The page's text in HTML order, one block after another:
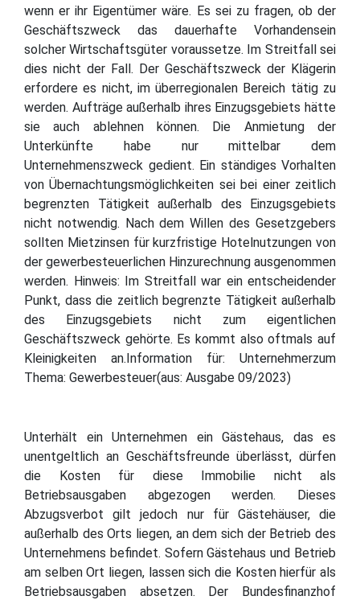
wenn er ihr Eigentümer wäre. Es sei zu fragen, ob der
Geschäftszweck das dauerhafte Vorhandensein
solcher Wirtschaftsgüter voraussetze. Im Streitfall sei
dies nicht der Fall. Der Geschäftszweck der Klägerin
erfordere es nicht, im überregionalen Bereich tätig zu
werden. Aufträge außerhalb ihres Einzugsgebiets hätte
sie auch ablehnen können. Die Anmietung der
Unterkünfte habe nur mittelbar dem
Unternehmenszweck gedient. Ein ständiges Vorhalten
von Übernachtungsmöglichkeiten sei bei einer zeitlich
begrenzten Tätigkeit außerhalb des Einzugsgebiets
nicht notwendig. Nach dem Willen des Gesetzgebers
sollten Mietzinsen für kurzfristige Hotelnutzungen von
der gewerbesteuerlichen Hinzurechnung ausgenommen
werden. Hinweis: Im Streitfall war ein entscheidender
Punkt, dass die zeitlich begrenzte Tätigkeit außerhalb
des Einzugsgebiets nicht zum eigentlichen
Geschäftszweck gehörte. Es kommt also oftmals auf
Kleinigkeiten an.Information für: Unternehmerzum
Thema: Gewerbesteuer(aus: Ausgabe 09/2023)
Unterhält ein Unternehmen ein Gästehaus, das es
unentgeltlich an Geschäftsfreunde überlässt, dürfen
die Kosten für diese Immobilie nicht als
Betriebsausgaben abgezogen werden. Dieses
Abzugsverbot gilt jedoch nur für Gästehäuser, die
außerhalb des Orts liegen, an dem sich der Betrieb des
Unternehmens befindet. Sofern Gästehaus und Betrieb
am selben Ort liegen, lassen sich die Kosten hierfür als
Betriebsausgaben absetzen. Der Bundesfinanzhof